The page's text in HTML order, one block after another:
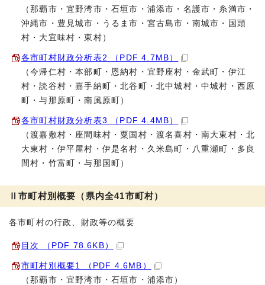
（那覇市・宜野湾市・石垣市・浦添市・名護市・糸満市・
沖縄市・豊見城市・うるま市・宮古島市・南城市・国頭
村・大宜味村・東村）
各市町村財政分析表2 （PDF 4.7MB）
（今帰仁村・本部町・恩納村・宜野座村・金武町・伊江
村・読谷村・嘉手納町・北谷町・北中城村・中城村・西原
町・与那原町・南風原町）
各市町村財政分析表3 （PDF 4.4MB）
（渡嘉敷村・座間味村・粟国村・渡名喜村・南大東村・北
大東村・伊平屋村・伊是名村・久米島町・八重瀬町・多良
間村・竹富町・与那国町）
Ⅱ市町村別概要（県内全41市町村）
各市町村の行政、財政等の概要
目次 （PDF 78.6KB）
市町村別概要1 （PDF 4.6MB）
（那覇市・宜野湾市・石垣市・浦添市）